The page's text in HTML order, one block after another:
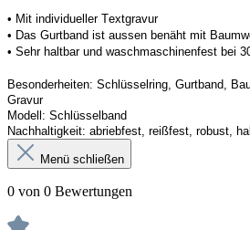
• Mit individueller Textgravur
• Das Gurtband ist aussen benäht mit
• Sehr haltbar und waschmaschinenfest bei
Besonderheiten: Schlüsselring, Gurtband,
Gravur
Modell: Schlüsselband
Nachhaltigkeit: abriebfest, reißfest, robust,
Menü schließen
0 von 0 Bewertungen